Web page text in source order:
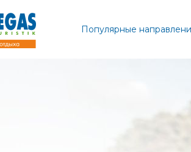
Популярные